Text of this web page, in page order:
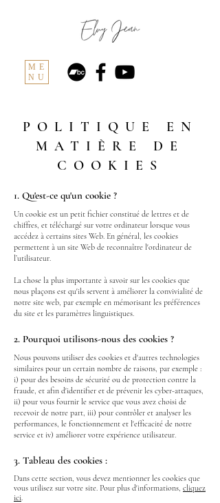
ME
NU
POLITIQUE EN
MATIÈRE DE
COOKIES
1. Qu'est-ce qu'un cookie ?
Un cookie est un petit fichier constitué de lettres et de
chiffres, et téléchargé sur votre ordinateur lorsque vous
accédez à certains sites Web. En général, les cookies
permettent à un site Web de reconnaître l'ordinateur de
l’utilisateur.
La chose la plus importante à savoir sur les cookies que
nous plaçons est qu'ils servent à améliorer la convivialité de
notre site web, par exemple en mémorisant les préférences
du site et les paramètres linguistiques.
2. Pourquoi utilisons-nous des cookies ?
Nous pouvons utiliser des cookies et d'autres technologies
similaires pour un certain nombre de raisons, par exemple :
i) pour des besoins de sécurité ou de protection contre la
fraude, et afin d'identifier et de prévenir les cyber-attaques,
ii) pour vous fournir le service que vous avez choisi de
recevoir de notre part, iii) pour contrôler et analyser les
performances, le fonctionnement et l'efficacité de notre
service et iv) améliorer votre expérience utilisateur.
3. Tableau des cookies :
Dans cette section, vous devez mentionner les cookies que
vous utilisez sur votre site. Pour plus d'informations, cliquez
ici.